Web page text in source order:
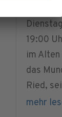
FWG
19:00
im Alten
das
Ried,
mehr